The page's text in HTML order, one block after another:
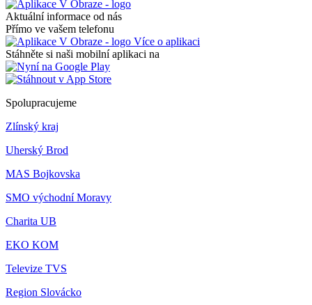
Aktuální informace od nás
Přímo ve vašem telefonu
Více o aplikaci
Stáhněte si naši mobilní aplikaci na
Spolupracujeme
Zlínský kraj
Uherský Brod
MAS Bojkovska
SMO východní Moravy
Charita UB
EKO KOM
Televize TVS
Region Slovácko